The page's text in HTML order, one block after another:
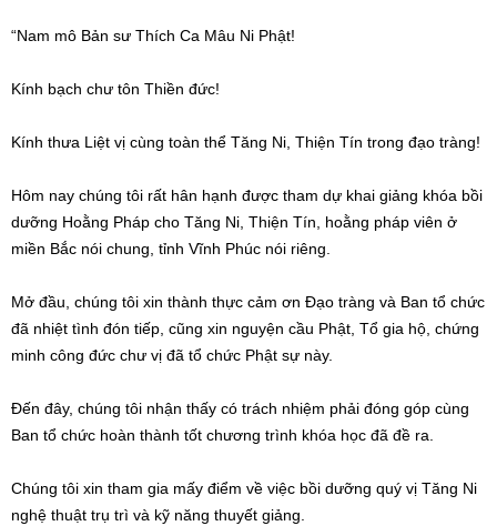
“Nam mô Bản sư Thích Ca Mâu Ni Phật!
Kính bạch chư tôn Thiền đức!
Kính thưa Liệt vị cùng toàn thể Tăng Ni, Thiện Tín trong đạo tràng!
Hôm nay chúng tôi rất hân hạnh được tham dự khai giảng khóa bồi
dưỡng Hoằng Pháp cho Tăng Ni, Thiện Tín, hoằng pháp viên ở
miền Bắc nói chung, tỉnh Vĩnh Phúc nói riêng.
Mở đầu, chúng tôi xin thành thực cảm ơn Đạo tràng và Ban tổ chức
đã nhiệt tình đón tiếp, cũng xin nguyện cầu Phật, Tổ gia hộ, chứng
minh công đức chư vị đã tổ chức Phật sự này.
Đến đây, chúng tôi nhận thấy có trách nhiệm phải đóng góp cùng
Ban tổ chức hoàn thành tốt chương trình khóa học đã đề ra.
Chúng tôi xin tham gia mấy điểm về việc bồi dưỡng quý vị Tăng Ni
nghệ thuật trụ trì và kỹ năng thuyết giảng.